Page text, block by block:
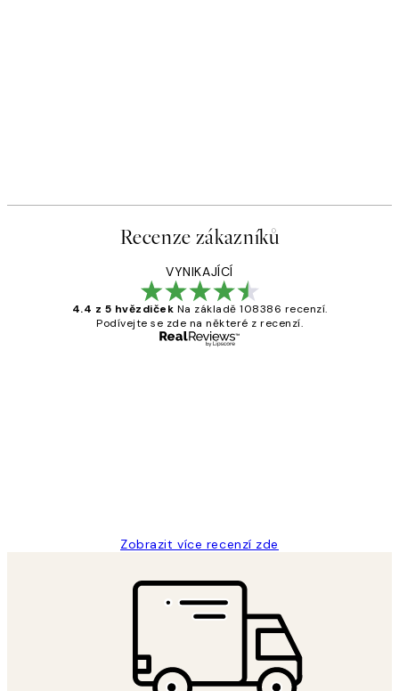
Recenze zákazníků
VYNIKAJÍCÍ
4.4 z 5 hvězdiček Na základě 108386 recenzí.
Podívejte se zde na některé z recenzí.
Zobrazit více recenzí zde